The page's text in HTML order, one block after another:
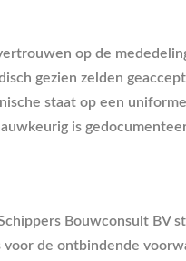
op de
gezien zelden
staat op een
is
Bouwconsult BV
de ontbindende